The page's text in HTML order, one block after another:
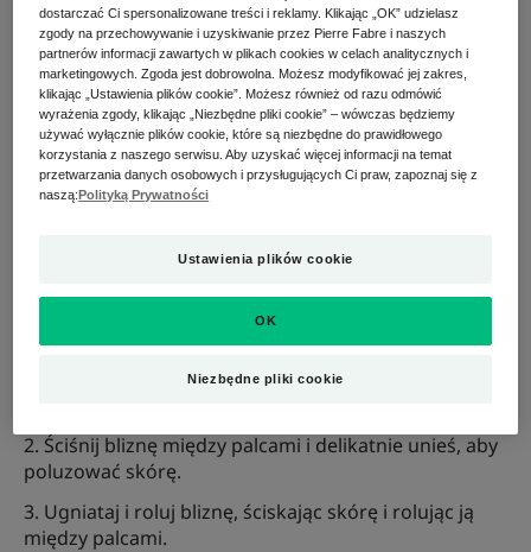
zmniejsza odczucie bólu i zapewnia dobre
samopoczucie. Masowanieblizny sprawia, że staje się
ona mniej widoczna.
Jak masować bliznę?
minuty staniesz się prawdziwym ekspertem i
ekspertką w dziedzinie masażu blizn:
Nałóż wybrany produkt pielęgnacyjny na bliznę i
masuj obszar kolistymi ruchami, uciskając palcami
Ściśnij bliznę między palcami i delikatnie unieś, aby
poluzować skórę.
Ugniataj i roluj bliznę, ściskając skórę i rolując ją
między palcami.
dostarczać Ci spersonalizowane treści i reklamy. Klikając „OK” udzielasz
zgody na przechowywanie i uzyskiwanie przez Pierre Fabre i naszych
partnerów informacji zawartych w plikach cookies w celach analitycznych i
marketingowych. Zgoda jest dobrowolna. Możesz modyfikować jej zakres,
klikając „Ustawienia plików cookie”. Możesz również od razu odmówić
wyrażenia zgody, klikając „Niezbędne pliki cookie” – wówczas będziemy
używać wyłącznie plików cookie, które są niezbędne do prawidłowego
korzystania z naszego serwisu. Aby uzyskać więcej informacji na temat
przetwarzania danych osobowych i przysługujących Ci praw, zapoznaj się z
naszą:Polityką Prywatności
Ustawienia plików cookie
Niezbędne pliki cookie
OK